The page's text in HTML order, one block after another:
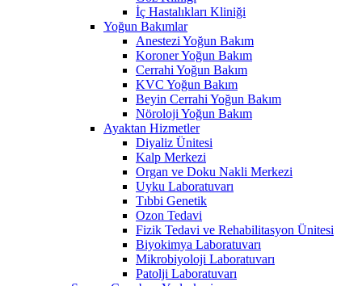
İç Hastalıkları Kliniği
Yoğun Bakımlar
Anestezi Yoğun Bakım
Koroner Yoğun Bakım
Cerrahi Yoğun Bakım
KVC Yoğun Bakım
Beyin Cerrahi Yoğun Bakım
Nöroloji Yoğun Bakım
Ayaktan Hizmetler
Diyaliz Ünitesi
Kalp Merkezi
Organ ve Doku Nakli Merkezi
Uyku Laboratuvarı
Tıbbi Genetik
Ozon Tedavi
Fizik Tedavi ve Rehabilitasyon Ünitesi
Biyokimya Laboratuvarı
Mikrobiyoloji Laboratuvarı
Patolji Laboratuvarı